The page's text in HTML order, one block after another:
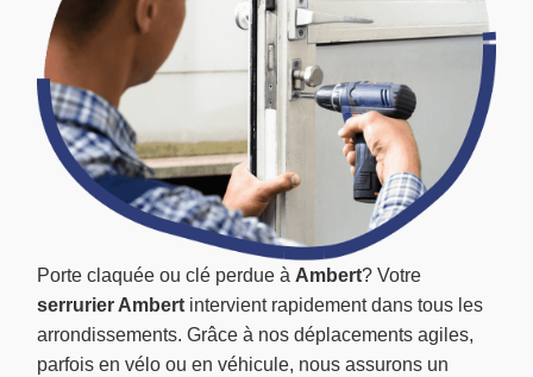
Porte claquée ou clé perdue à Ambert? Votre
serrurier Ambert intervient rapidement dans tous les
arrondissements. Grâce à nos déplacements agiles,
parfois en vélo ou en véhicule, nous assurons un